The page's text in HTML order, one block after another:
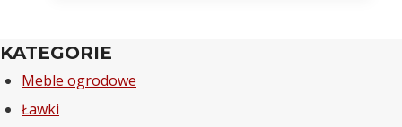
KATEGORIE
Meble ogrodowe
Ławki